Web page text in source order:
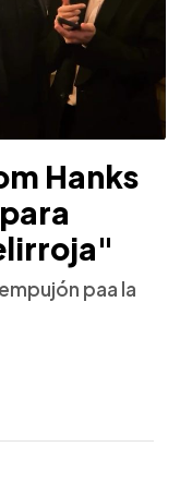
Hanks
paa la